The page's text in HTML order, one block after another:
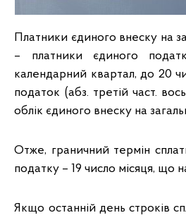
Платники єдиного внеску на
– платники єдиного
календарний квартал, до 20
податок (абз. третій част.
облік єдиного внеску на
Отже, граничний термін
податку – 19 число місяця, що
Якщо останній день строків